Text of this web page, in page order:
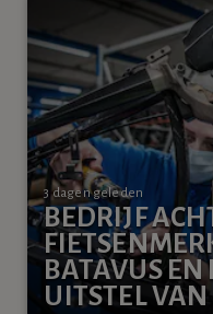
BEDRIJF
BATAVUS
UITSTEL
3 dagen geleden